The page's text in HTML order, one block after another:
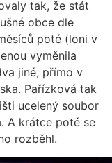
tak, že stát
obce dle
poté (loni v
vyměnila
jiné, přímo v
Pařízková tak
ucelený soubor
A krátce poté se
rozběhl.